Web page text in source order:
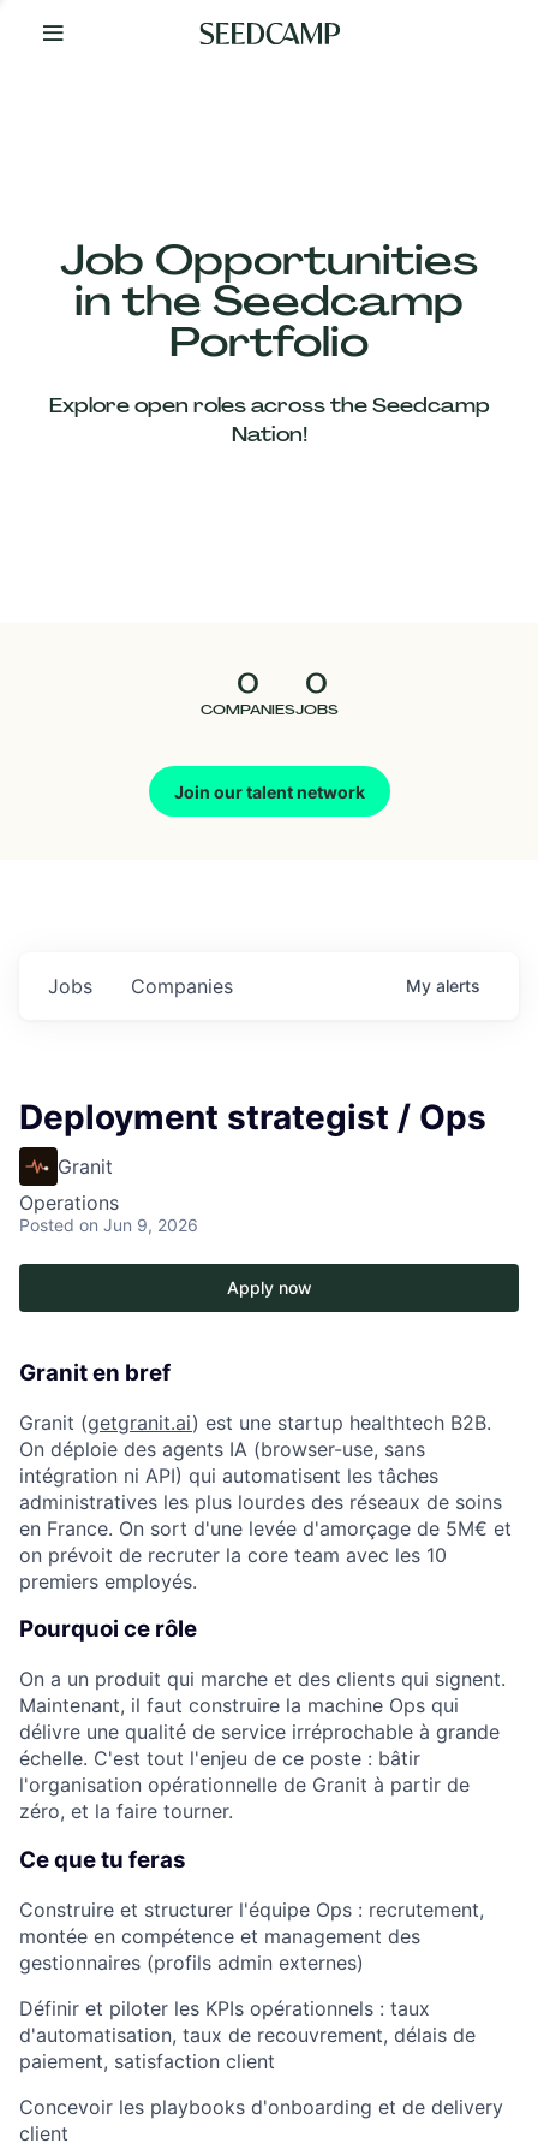
Your
Job Opportunities
in the Seedcamp
Portfolio
Explore open roles across the Seedcamp
Nation!
0
COMPANIES
0
JOBS
Join our talent network
Our
Companies
Jobs Companies My alerts
Deployment strategist / Ops
Granit
Operations
Posted on Jun 9, 2026
Apply now
Granit en bref
Granit (getgranit.ai) est une startup healthtech B2B.
On déploie des agents IA (browser-use, sans
intégration ni API) qui automatisent les tâches
administratives les plus lourdes des réseaux de soins
en France. On sort d'une levée d'amorçage de 5M€ et
on prévoit de recruter la core team avec les 10
premiers employés.
Pourquoi ce rôle
On a un produit qui marche et des clients qui signent.
Maintenant, il faut construire la machine Ops qui
délivre une qualité de service irréprochable à grande
échelle. C'est tout l'enjeu de ce poste : bâtir
l'organisation opérationnelle de Granit à partir de
zéro, et la faire tourner.
Ce que tu feras
Construire et structurer l'équipe Ops : recrutement,
montée en compétence et management des
gestionnaires (profils admin externes)
Définir et piloter les KPIs opérationnels : taux
d'automatisation, taux de recouvrement, délais de
paiement, satisfaction client
Concevoir les playbooks d'onboarding et de delivery
client